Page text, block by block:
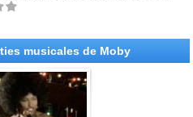
musicales de Moby